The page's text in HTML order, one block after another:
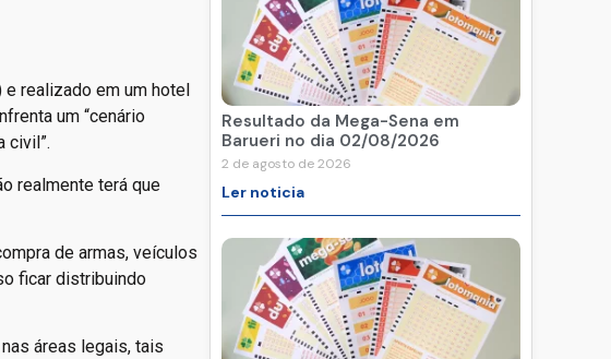
realizado em um hotel
um “cenário
civil”.
realmente terá que
de armas, veículos
ficar distribuindo
áreas legais, tais
Resultado da Mega-Sena em
Barueri no dia 02/08/2026
2 de agosto de 2026
Ler noticia